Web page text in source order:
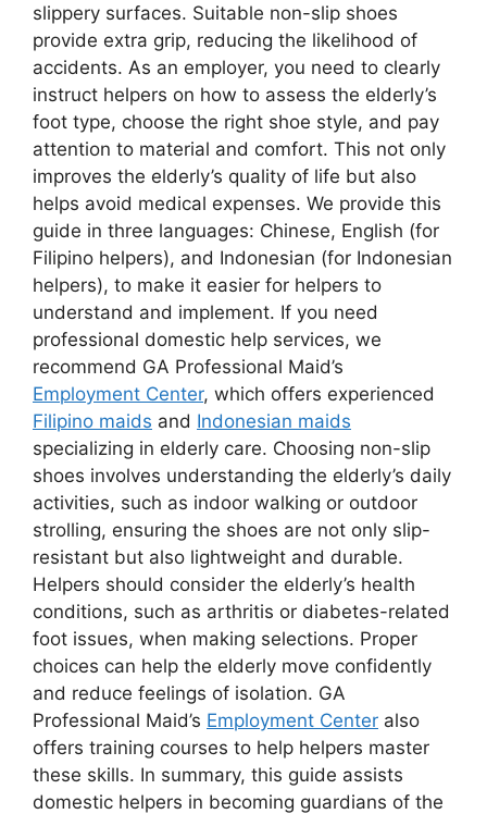
slippery surfaces. Suitable non-slip shoes
provide extra grip, reducing the likelihood of
accidents. As an employer, you need to clearly
instruct helpers on how to assess the elderly’s
foot type, choose the right shoe style, and pay
attention to material and comfort. This not only
improves the elderly’s quality of life but also
helps avoid medical expenses. We provide this
guide in three languages: Chinese, English (for
Filipino helpers), and Indonesian (for Indonesian
helpers), to make it easier for helpers to
understand and implement. If you need
professional domestic help services, we
recommend GA Professional Maid’s
Employment Center, which offers experienced
Filipino maids and Indonesian maids
specializing in elderly care. Choosing non-slip
shoes involves understanding the elderly’s daily
activities, such as indoor walking or outdoor
strolling, ensuring the shoes are not only slip-
resistant but also lightweight and durable.
Helpers should consider the elderly’s health
conditions, such as arthritis or diabetes-related
foot issues, when making selections. Proper
choices can help the elderly move confidently
and reduce feelings of isolation. GA
Professional Maid’s Employment Center also
offers training courses to help helpers master
these skills. In summary, this guide assists
domestic helpers in becoming guardians of the